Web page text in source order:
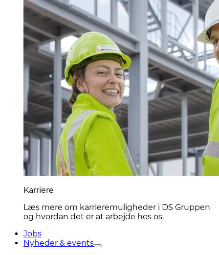
Karriere
Læs mere om karrieremuligheder i DS Gruppen
og hvordan det er at arbejde hos os.
Jobs
Nyheder & events